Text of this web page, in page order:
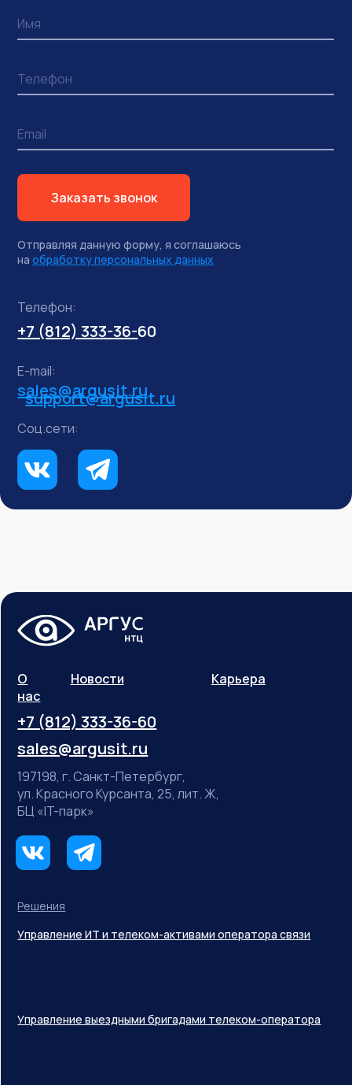
Заказать звонок
+7 (812) 333-36-60
Телефон:
E-mail:
Соц.сети:
support@argusit.ru
sales@argusit.ru
Отправляя данную форму, я соглашаюсь
на обработку персональных данных
Решения
Управление ИТ и телеком-активами оператора связи
О
нас
+7 (812) 333-36-60
sales@argusit.ru
Новости Карьера
197198, г. Санкт-Петербург,
ул. Красного Курсанта, 25, лит. Ж,
БЦ «IT-парк»
Управление выездными бригадами телеком-оператора